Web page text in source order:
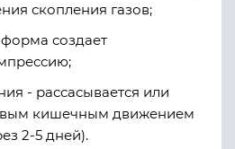
скопления газов;
создает
- рассасывается или
кишечным движением
2-5 дней).